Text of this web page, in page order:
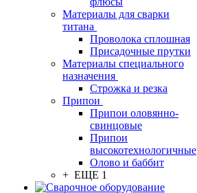
Материалы для сварки
титана
Проволока сплошная
Присадочные прутки
Материалы специального
назначения
Строжка и резка
Припои
Припои оловянно-
свинцовые
Припои
высокотехнологичные
Олово и баббит
+ ЕЩЕ 1